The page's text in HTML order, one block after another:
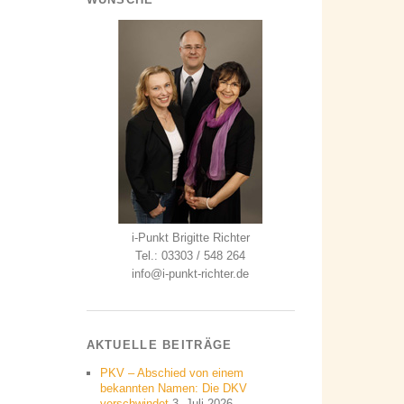
i-Punkt Brigitte Richter
Tel.: 03303 / 548 264
info@i-punkt-richter.de
AKTUELLE BEITRÄGE
PKV – Abschied von einem
bekannten Namen: Die DKV